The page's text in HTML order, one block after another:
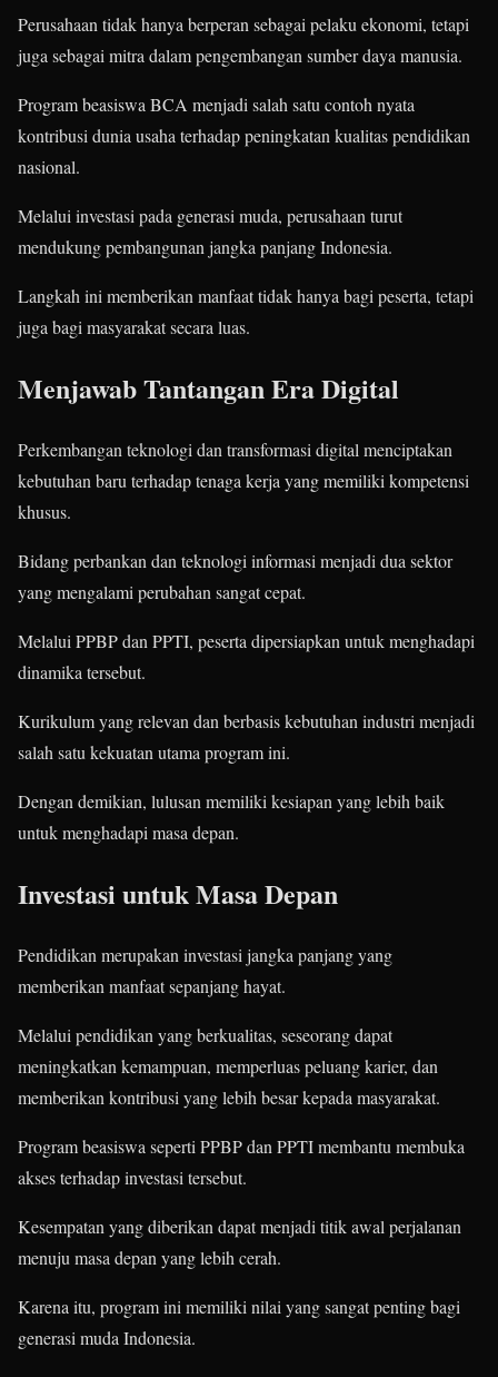
Perusahaan tidak hanya berperan sebagai pelaku ekonomi, tetapi
juga sebagai mitra dalam pengembangan sumber daya manusia.
Program beasiswa BCA menjadi salah satu contoh nyata
kontribusi dunia usaha terhadap peningkatan kualitas pendidikan
nasional.
Melalui investasi pada generasi muda, perusahaan turut
mendukung pembangunan jangka panjang Indonesia.
Langkah ini memberikan manfaat tidak hanya bagi peserta, tetapi
juga bagi masyarakat secara luas.
Menjawab Tantangan Era Digital
Perkembangan teknologi dan transformasi digital menciptakan
kebutuhan baru terhadap tenaga kerja yang memiliki kompetensi
khusus.
Bidang perbankan dan teknologi informasi menjadi dua sektor
yang mengalami perubahan sangat cepat.
Melalui PPBP dan PPTI, peserta dipersiapkan untuk menghadapi
dinamika tersebut.
Kurikulum yang relevan dan berbasis kebutuhan industri menjadi
salah satu kekuatan utama program ini.
Dengan demikian, lulusan memiliki kesiapan yang lebih baik
untuk menghadapi masa depan.
Investasi untuk Masa Depan
Pendidikan merupakan investasi jangka panjang yang
memberikan manfaat sepanjang hayat.
Melalui pendidikan yang berkualitas, seseorang dapat
meningkatkan kemampuan, memperluas peluang karier, dan
memberikan kontribusi yang lebih besar kepada masyarakat.
Program beasiswa seperti PPBP dan PPTI membantu membuka
akses terhadap investasi tersebut.
Kesempatan yang diberikan dapat menjadi titik awal perjalanan
menuju masa depan yang lebih cerah.
Karena itu, program ini memiliki nilai yang sangat penting bagi
generasi muda Indonesia.